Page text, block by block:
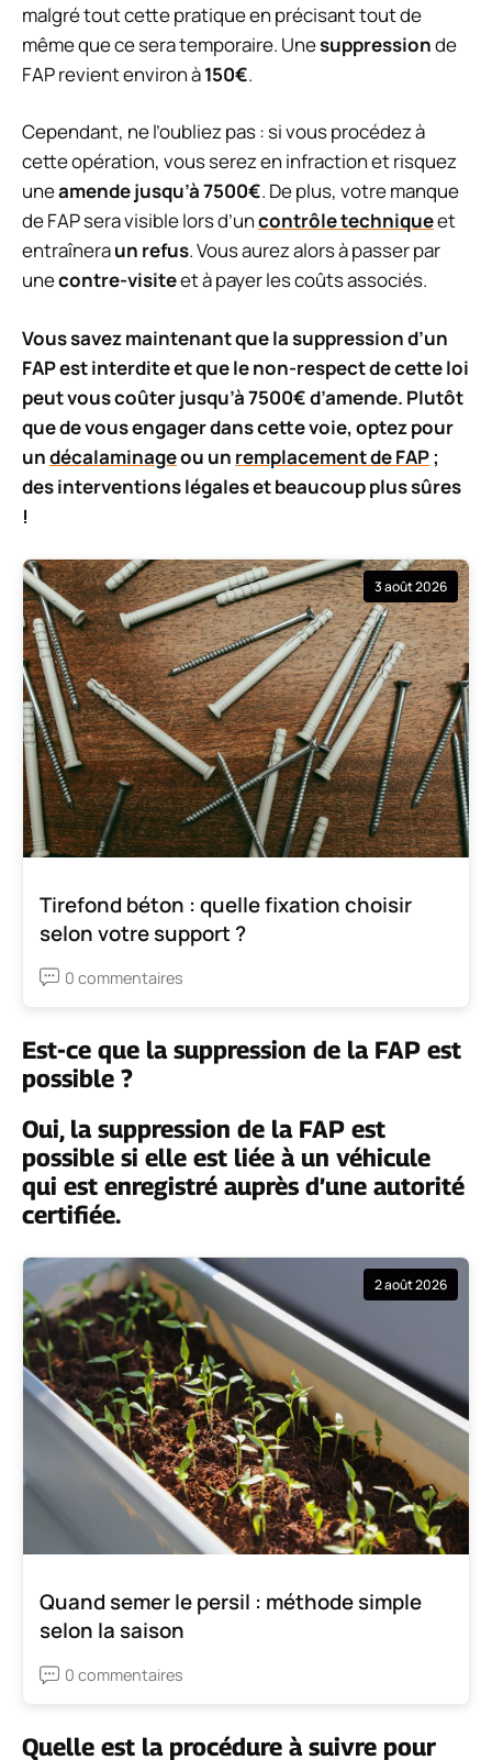
malgré tout cette pratique en précisant tout de
même que ce sera temporaire. Unesuppressionde
FAP revient environ à150€.
Cependant, ne l’oubliez pas : si vous procédez à
cette opération, vous serez en infraction et risquez
uneamende jusqu’à 7500€. De plus, votre manque
de FAP sera visible lors d’uncontrôle techniqueet
entraîneraun refus. Vous aurez alors à passer par
unecontre-visiteet à payer les coûts associés.
Vous savez maintenant que la suppression d’un
FAP est interdite et que le non-respect de cette loi
peut vous coûter jusqu’à 7500€ d’amende. Plutôt
que de vous engager dans cette voie, optez pour
undécalaminageou un remplacement de FAP;
des interventions légales et beaucoup plus sûres
!
3 août 2026
Tirefond béton : quelle fixation choisir
selon votre support ?
0 commentaires
Est-ce que la suppression de la FAP est
possible ?
Oui, la suppression de la FAP est
possible si elle est liée à un véhicule
qui est enregistré auprès d’une autorité
certifiée.
2 août 2026
Quand semer le persil : méthode simple
selon la saison
0 commentaires
Quelle est la procédure à suivre pour